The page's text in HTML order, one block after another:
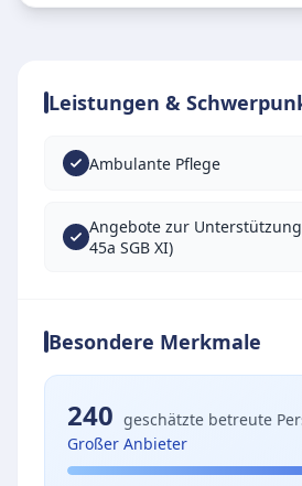
Leistungen &
Ambulante Pflege
Angebote zur
45a SGB XI)
Besondere Merkmale
240 geschätzte betreute
Großer Anbieter